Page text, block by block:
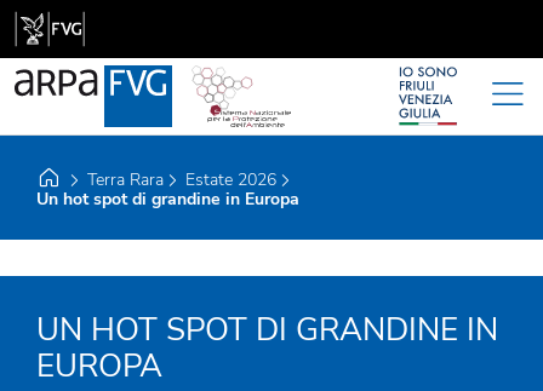
HomeTerra Rara
Estate 2026
Un hot spot di grandine in Europa
UN HOT SPOT DI GRANDINE IN
EUROPA